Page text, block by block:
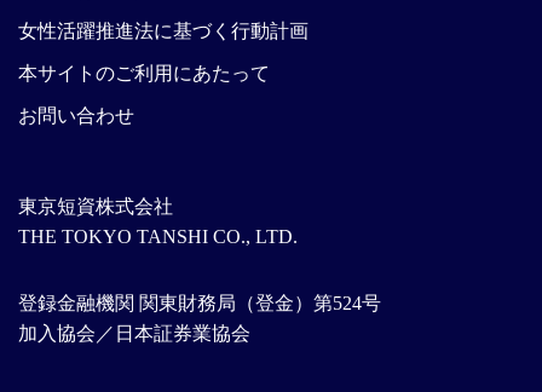
東京短資株式会社
THE TOKYO TANSHI CO., LTD.
登録金融機関 関東財務局（登金）第524号
加入協会／日本証券業協会
女性活躍推進法に基づく行動計画
本サイトのご利用にあたって
お問い合わせ